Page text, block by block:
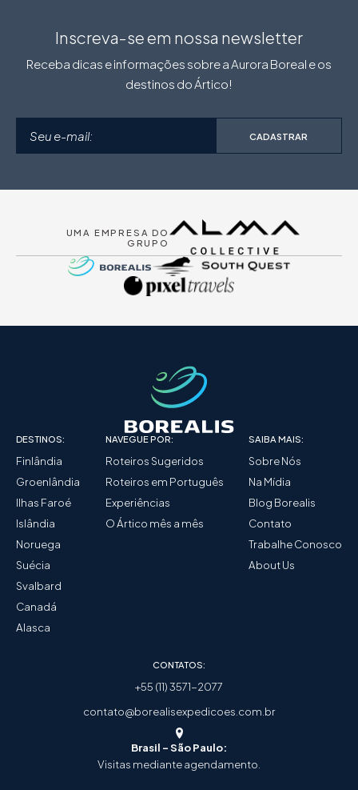
Inscreva-se em nossa newsletter
Receba dicas e informações sobre a Aurora Boreal e os
destinos do Ártico!
CADASTRAR
UMA EMPRESA DO
GRUPO
DESTINOS:
Finlândia
Groenlândia
Ilhas Faroé
Islândia
Noruega
Suécia
Svalbard
Canadá
Alasca
NAVEGUE POR:
Roteiros Sugeridos
Roteiros em Português
Experiências
O Ártico mês a mês
SAIBA MAIS:
Sobre Nós
Na Mídia
Blog Borealis
Contato
Trabalhe Conosco
About Us
CONTATOS:
+55 (11) 3571-2077
contato@borealisexpedicoes.com.br
Brasil - São Paulo:
Visitas mediante agendamento.